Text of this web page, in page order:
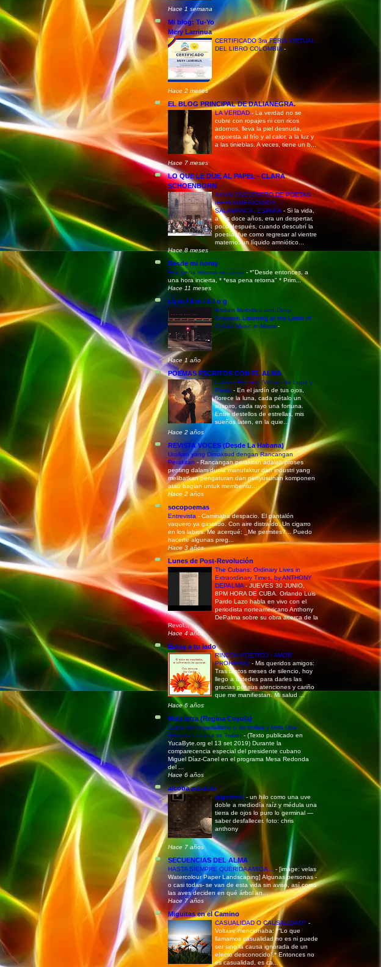
Hace 1 semana
Mi blog: Tu-Yo
Mery Larrinua
CERTIFICADO 3ra FERIA VIRTUAL
DEL LIBRO COLOMBIA -
Hace 2 meses
EL BLOG PRINCIPAL DE DALIANEGRA.
LA VERDAD - La verdad no se
cubre con ropajes ni con ricos
adornos, lleva la piel desnuda,
expuesta al frío y al calor, a la luz y
a las tinieblas. A veces, tiene un b...
Hace 7 meses
LO QUE LE DIJE AL PAPEL - CLARA
SCHOENBORN
XXVIII ENCUENTRO DE POETAS
IBEROAMERICANOS -
SALAMANCA, ESPAÑA - Si la vida,
a mis doce años, era un despertar,
poco después, cuando descubrí la
poesía, fue como regresar al vientre
materno: un líquido amniótico...
Hace 8 meses
Desde mi noray
Esa pena retorna sin cesar- *"Desde entonces, a
una hora incierta, * *esa pena retorna" * Prim...
Hace 11 meses
t u m i a m i b l o g
Broken Melodies and Deep
Grooves: Listening at the Limits of
Cuban Music in Miami -
Hace 1 año
POEMAS ESCRITOS CON EL ALMA
Latidos Eternos (Versos de Luna y
Plata) - En el jardín de tus ojos,
florece la luna, cada pétalo un
suspiro, cada rayo una fortuna.
Entre destellos de estrellas, mis
sueños laten, en la quie...
Hace 2 años
REVISTA VOCES (Desde La Habana)
Uraikan yang Dimaksud dengan Rancangan
Perakitan - Rancangan perakitan adalah proses
penting dalam dunia manufaktur dan industri yang
melibatkan pengaturan dan penyusunan komponen
atau bagian untuk membentu...
Hace 2 años
socopoemas
Entrevista - Caminaba despacio. El pantalón
vaquero ya gastado. Con aire distraído. Un cigarro
en los labios. Me acerqué: _Me permites?... Puedo
hacerte algunas preg...
Hace 3 años
Lunes de Post-Revolución
The Cubans: Ordinary Lives in
Extraordinary Times, by ANTHONY
DEPALMA- JUEVES 30 JUNIO,
8PM HORA DE CUBA. Orlando Luis
Pardo Lazo habla en vivo con el
periodista norteamericano Anthony
DePalma sobre su obra acerca de la
Revol...
Hace 4 años
Estoy a tu lado
RINCÓN POÉTICO : AMOR
PROHIBIDO - Mis queridos amigos:
Tras tantos meses de silencio, hoy
llego a ustedes para darles las
gracias por sus atenciones y cariño
que me manifiestan. Mi salud ...
Hace 6 años
Mala letra (Regina Coyula)
Culpa del Imperialismo o de trolles y bots Una
protesta cubana vs Twitter- (Texto publicado en
YucaByte.org el 13 set 2019) Durante la
comparecencia especial del presidente cubano
Miguel Díaz-Canel en el programa Mesa Redonda
del ...
Hace 6 años
alcoba paralela
(algoritmo) - un hilo como una uve
doble a mediodía raíz y médula una
tierra de ojos lo puro lo germinal —
saber desfallecer. foto: chris
anthony
Hace 7 años
SECUENCIAS DEL ALMA
HASTA SIEMPRE QUERIDA AMIGA... - [image: velas
Watercolour Paper Landscaping] Algunas personas -
o casi todas- se van de esta vida sin aviso, así como
las aves deciden en qué árbol an...
Hace 7 años
Miguitas en el Camino
CASUALIDAD O CAUSALIDAD? -
Voltaire mencionaba: *“Lo que
llamamos casualidad no es ni puede
ser sino la causa ignorada de un
efecto desconocido”.* Entonces no
es casualidad, es ca...